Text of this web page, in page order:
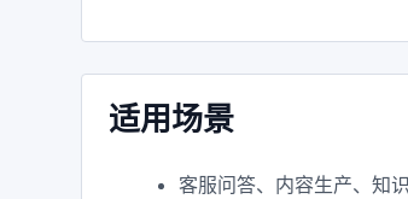
适用场景
客服问答、内容生产、知